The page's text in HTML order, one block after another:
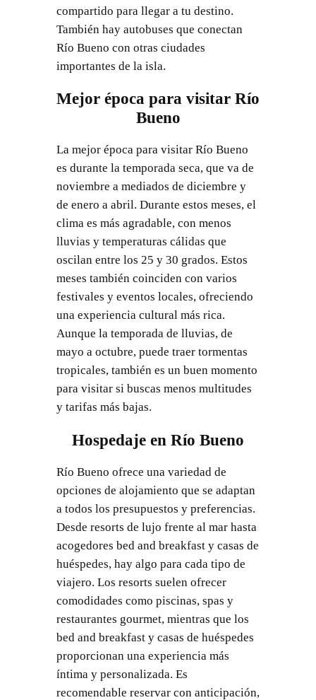
compartido para llegar a tu destino.
También hay autobuses que conectan
Río Bueno con otras ciudades
importantes de la isla.
Mejor época para visitar Río
Bueno
La mejor época para visitar Río Bueno
es durante la temporada seca, que va de
noviembre a mediados de diciembre y
de enero a abril. Durante estos meses, el
clima es más agradable, con menos
lluvias y temperaturas cálidas que
oscilan entre los 25 y 30 grados. Estos
meses también coinciden con varios
festivales y eventos locales, ofreciendo
una experiencia cultural más rica.
Aunque la temporada de lluvias, de
mayo a octubre, puede traer tormentas
tropicales, también es un buen momento
para visitar si buscas menos multitudes
y tarifas más bajas.
Hospedaje en Río Bueno
Río Bueno ofrece una variedad de
opciones de alojamiento que se adaptan
a todos los presupuestos y preferencias.
Desde resorts de lujo frente al mar hasta
acogedores bed and breakfast y casas de
huéspedes, hay algo para cada tipo de
viajero. Los resorts suelen ofrecer
comodidades como piscinas, spas y
restaurantes gourmet, mientras que los
bed and breakfast y casas de huéspedes
proporcionan una experiencia más
íntima y personalizada. Es
recomendable reservar con anticipación,